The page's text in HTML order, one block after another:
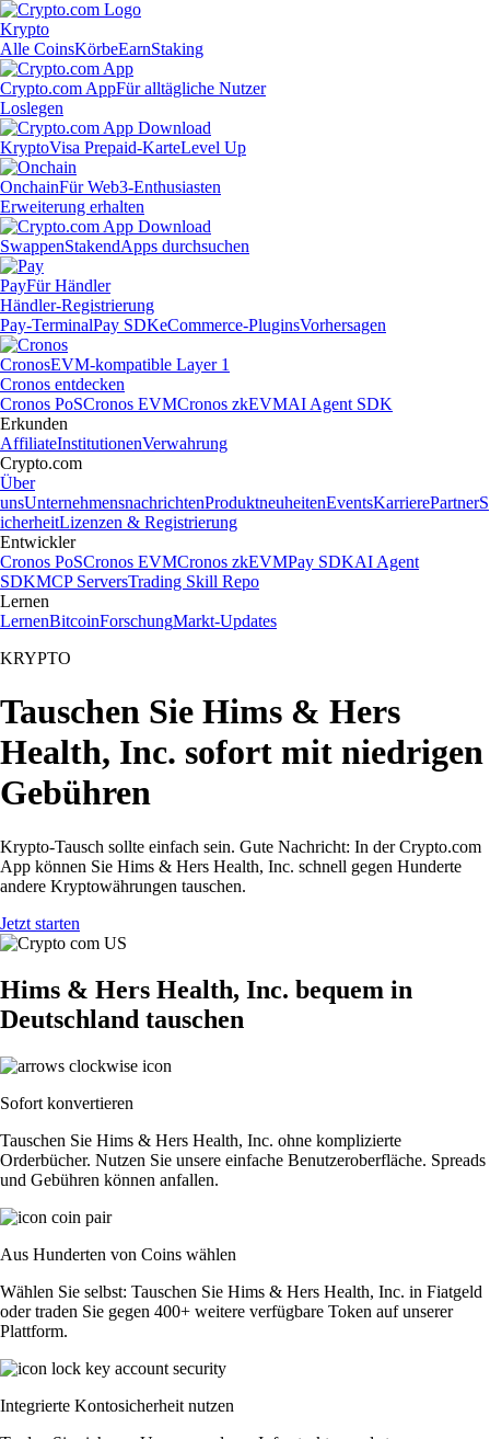
Krypto
Alle CoinsKörbeEarnStaking
Crypto.com AppFür alltägliche Nutzer
Loslegen
KryptoVisa Prepaid-KarteLevel Up
OnchainFür Web3-Enthusiasten
Erweiterung erhalten
SwappenStakendApps durchsuchen
PayFür Händler
Händler-Registrierung
Pay-TerminalPay SDKeCommerce-PluginsVorhersagen
CronosEVM-kompatible Layer 1
Cronos entdecken
Cronos PoSCronos EVMCronos zkEVMAI Agent SDK
Erkunden
AffiliateInstitutionenVerwahrung
Crypto.com
Über
unsUnternehmensnachrichtenProduktneuheitenEventsKarrierePartnerS
icherheitLizenzen & Registrierung
Entwickler
Cronos PoSCronos EVMCronos zkEVMPay SDKAI Agent
SDKMCP ServersTrading Skill Repo
Lernen
LernenBitcoinForschungMarkt-Updates
KRYPTO
Tauschen Sie Hims & Hers
Health, Inc. sofort mit niedrigen
Gebühren
Krypto-Tausch sollte einfach sein. Gute Nachricht: In der Crypto.com
App können Sie Hims & Hers Health, Inc. schnell gegen Hunderte
andere Kryptowährungen tauschen.
Jetzt starten
Hims & Hers Health, Inc. bequem in
Deutschland tauschen
Sofort konvertieren
Tauschen Sie Hims & Hers Health, Inc. ohne komplizierte
Orderbücher. Nutzen Sie unsere einfache Benutzeroberfläche. Spreads
und Gebühren können anfallen.
Aus Hunderten von Coins wählen
Wählen Sie selbst: Tauschen Sie Hims & Hers Health, Inc. in Fiatgeld
oder traden Sie gegen 400+ weitere verfügbare Token auf unserer
Plattform.
Integrierte Kontosicherheit nutzen